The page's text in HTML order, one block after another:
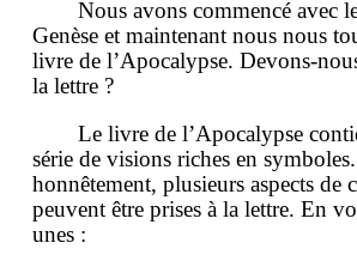
Nous avons commencé avec
Genèse et maintenant nous nous
livre de l’Apocalypse. Devons-
la lettre ?
Le livre de l’Apocalypse
série de visions riches en
honnêtement, plusieurs aspects de
peuvent être prises à la lettre. En
unes :